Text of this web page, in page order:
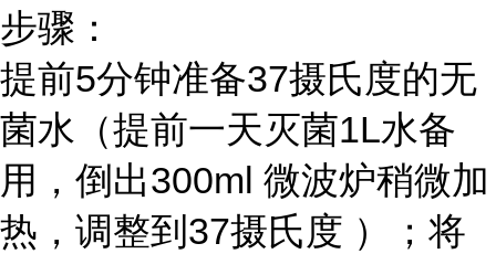
步骤：
提前5分钟准备37摄氏度的无
菌水（提前一天灭菌1L水备
用，倒出300ml 微波炉稍微加
热，调整到37摄氏度 ）；将